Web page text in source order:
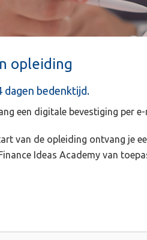
opleiding
dagen bedenktijd.
een digitale bevestiging per
van de opleiding ontvang je
Ideas Academy van